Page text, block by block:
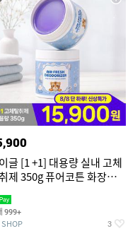
글 [1 +1] 대용량 실내 고체
제 350g 퓨어코튼 화장실
999+
3